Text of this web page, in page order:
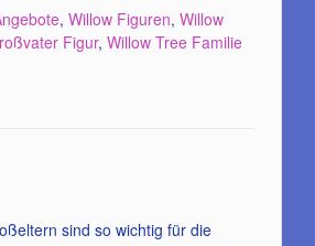
,Willow Figuren,Willow
Figur,Willow Tree Familie
sind so wichtig für die